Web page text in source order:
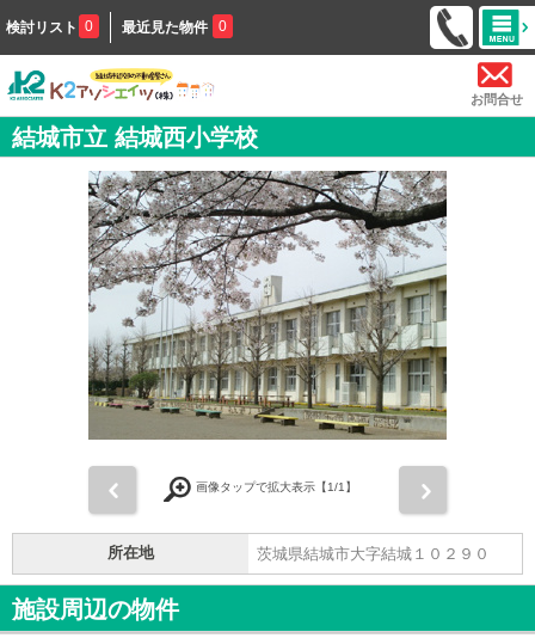
検討リスト 0 最近見た物件 0
お問合せ
結城市立 結城西小学校
画像タップで拡大表示【1/1】
所在地 茨城県結城市大字結城１０２９０
施設周辺の物件